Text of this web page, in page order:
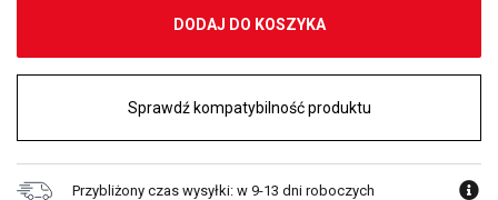
DODAJ DO KOSZYKA
Sprawdź kompatybilność produktu
Przybliżony czas wysyłki: w 9-13 dni roboczych